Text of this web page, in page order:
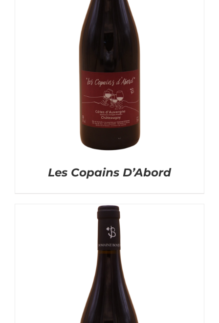
Les Copains D’Abord